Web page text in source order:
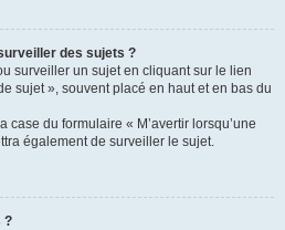
des sujets ?
surveiller un sujet en cliquant sur le lien
sujet », souvent placé en haut et en bas du
case du formulaire « M’avertir lorsqu’une
également de surveiller le sujet.
?